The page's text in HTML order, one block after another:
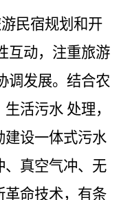
民宿规划和开
互动，注重旅游
调发展。结合农
生活污水 处理，
建设一体式污水
、真空气冲、无
革命技术，有条